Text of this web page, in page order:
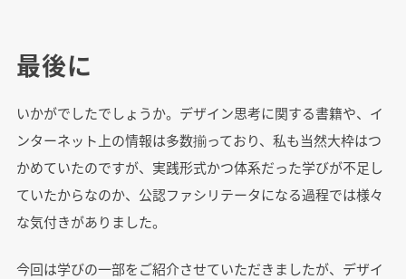
最後に
いかがでしたでしょうか。デザイン思考に関する書籍や、イ
ンターネット上の情報は多数揃っており、私も当然大枠はつ
かめていたのですが、実践形式かつ体系だった学びが不足し
ていたからなのか、公認ファシリテータになる過程では様々
な気付きがありました。
今回は学びの一部をご紹介させていただきましたが、デザイ